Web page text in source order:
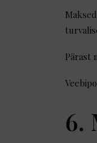
Pärast
6.